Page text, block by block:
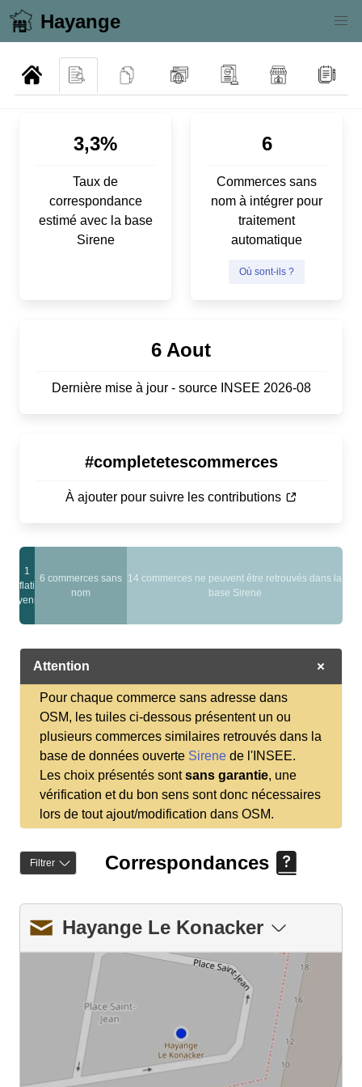
Hayange
3,3%
Taux de
correspondance
estimé avec la base
Sirene
6
Commerces sans
nom à intégrer pour
traitement
automatique
Où sont-ils ?
6 Aout
Dernière mise à jour - source INSEE 2026-08
#completetescommerces
À ajouter pour suivre les contributions
bonnes
1
conflations
moyennes
6 commerces sans
nom
14 commerces ne peuvent être retrouvés dans la
base Sirene
Attention
Pour chaque commerce sans adresse dans
OSM, les tuiles ci-dessous présentent un ou
plusieurs commerces similaires retrouvés dans la
base de données ouverte Sirene de l'INSEE.
Les choix présentés sontsans garantie, une
vérification et du bon sens sont donc nécessaires
lors de tout ajout/modification dans OSM.
Filtrer Correspondances
Hayange Le Konacker